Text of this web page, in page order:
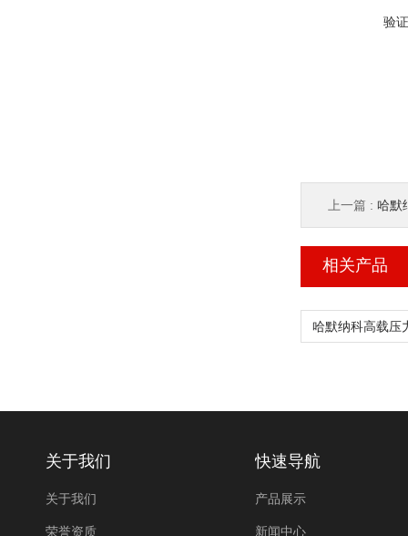
验
上一篇 : 哈默
相关产品
关于我们
关于我们
荣誉资质
快速导航
产品展示
新闻中心